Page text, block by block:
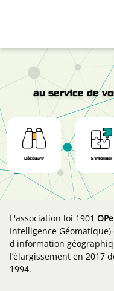
au service de
Découvrir S'informer
L'association loi 1901
Intelligence
d'information
l’élargissement en 2017
1994.